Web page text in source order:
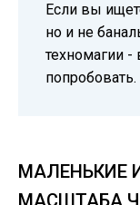
Если вы
но и не
техномагии -
попробовать.
МАЛЕНЬКИЕ
МАСШТАБА